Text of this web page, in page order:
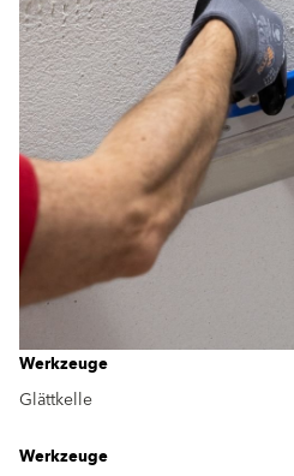
Werkzeuge
Glättkelle
Werkzeuge